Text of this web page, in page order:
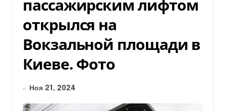
пассажирским лифтом
открылся на
Вокзальной площади в
Киеве. Фото
Ноя 21, 2024